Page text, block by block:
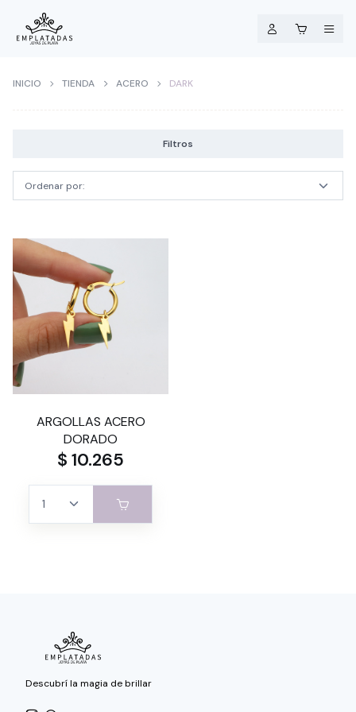
INICIO TIENDA ACERO DARK
Filtros
ARGOLLAS ACERO
DORADO
$ 10.265
Descubrí la magia de brillar